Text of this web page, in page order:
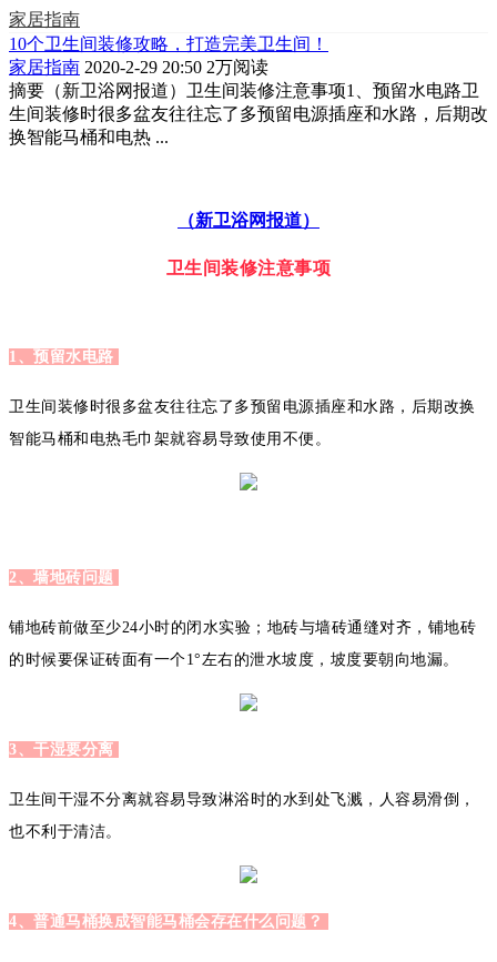
家居指南
10个卫生间装修攻略，打造完美卫生间！
家居指南 2020-2-29 20:50 2万阅读
摘要 （新卫浴网报道）卫生间装修注意事项1、预留水电路卫
生间装修时很多盆友往往忘了多预留电源插座和水路，后期改
换智能马桶和电热 ...
（新卫浴网报道）
卫生间装修注意事项
1、预留水电路
卫生间装修时很多盆友往往忘了多预留电源插座和水路，后期改换
智能马桶和电热毛巾架就容易导致使用不便。
2、墙地砖问题
铺地砖前做至少24小时的闭水实验；地砖与墙砖通缝对齐，铺地砖
的时候要保证砖面有一个1°左右的泄水坡度，坡度要朝向地漏。
3、干湿要分离
卫生间干湿不分离就容易导致淋浴时的水到处飞溅，人容易滑倒，
也不利于清洁。
4、普通马桶换成智能马桶会存在什么问题？